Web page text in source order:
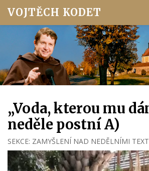
VOJTĚCH KODET
„Voda, kterou mu
neděle postní A)
SEKCE: ZAMYŠLENÍ NAD NEDĚLNÍMI